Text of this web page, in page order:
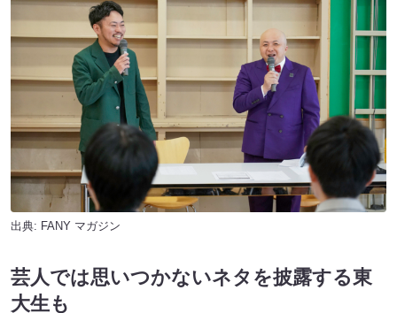
出典: FANY マガジン
芸人では思いつかないネタを披露する東
大生も